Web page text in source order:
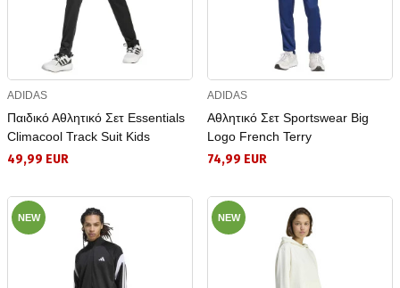
ADIDAS
Παιδικό Αθλητικό Σετ Essentials
Climacool Track Suit Kids
49,99 EUR
ADIDAS
Αθλητικό Σετ Sportswear Big
Logo French Terry
74,99 EUR
NEW NEW